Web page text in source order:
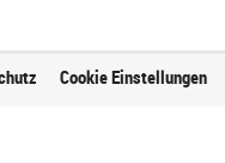
Cookie Einstellungen